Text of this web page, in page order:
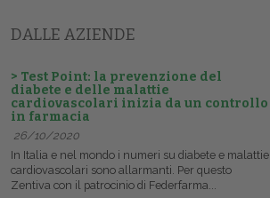
DALLE AZIENDE
> Test Point: la prevenzione del
diabete e delle malattie
cardiovascolari inizia da un controllo
in farmacia
26/10/2020
In Italia e nel mondo i numeri su diabete e malattie
cardiovascolari sono allarmanti. Per questo
Zentiva con il patrocinio di Federfarma...